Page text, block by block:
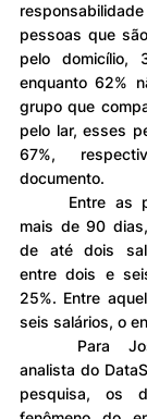
pessoas que
pelo domicílio,
enquanto 62%
grupo que
pelo lar, esses
67%,
documento.
mais de 90
de até dois
entre dois e
25%. Entre
seis salários, o
analista do
pesquisa, os